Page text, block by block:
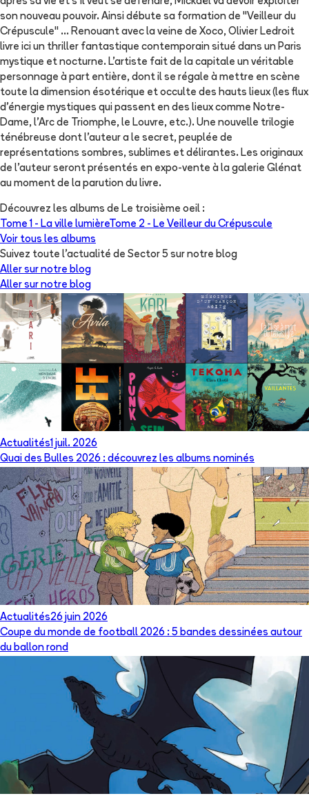
son nouveau pouvoir. Ainsi débute sa formation de "Veilleur du
Crépuscule" ... Renouant avec la veine de Xoco, Olivier Ledroit
livre ici un thriller fantastique contemporain situé dans un Paris
mystique et nocturne. L'artiste fait de la capitale un véritable
personnage à part entière, dont il se régale à mettre en scène
toute la dimension ésotérique et occulte des hauts lieux (les flux
d'énergie mystiques qui passent en des lieux comme Notre-
Dame, l'Arc de Triomphe, le Louvre, etc.). Une nouvelle trilogie
ténébreuse dont l'auteur a le secret, peuplée de
représentations sombres, sublimes et délirantes. Les originaux
de l'auteur seront présentés en expo-vente à la galerie Glénat
au moment de la parution du livre.
Découvrez les albums de Le troisième oeil :
Tome 1 - La ville lumièreTome 2 - Le Veilleur du Crépuscule
Voir tous les albums
Suivez toute l'actualité de Sector 5 sur notre blog
Aller sur notre blog
Aller sur notre blog
Actualités1 juil. 2026
Quai des Bulles 2026 : découvrez les albums nominés
Actualités26 juin 2026
Coupe du monde de football 2026 : 5 bandes dessinées autour
du ballon rond